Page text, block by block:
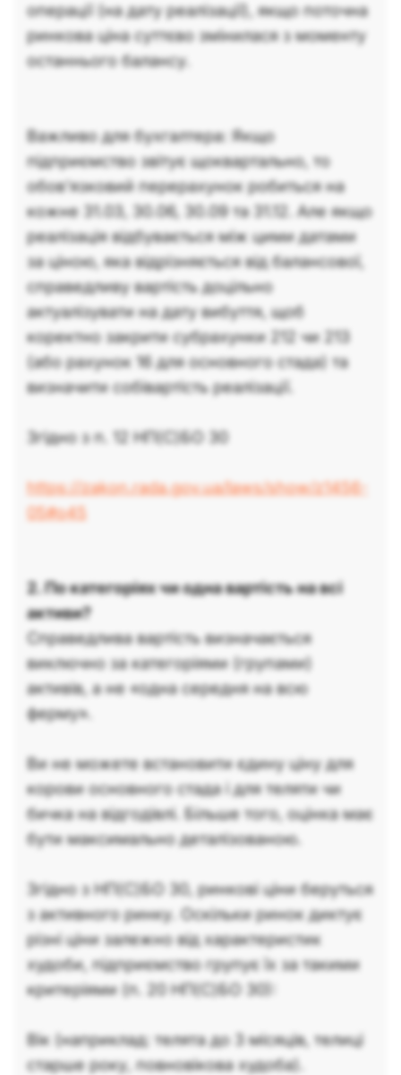
операції (на дату реалізації), якщо поточна
ринкова ціна суттєво змінилася з моменту
останнього балансу.
Важливо для бухгалтера: Якщо
підприємство звітує щоквартально, то
обов'язковий перерахунок робиться на
кожне 31.03, 30.06, 30.09 та 31.12. Але якщо
реалізація відбувається між цими датами
за ціною, яка відрізняється від балансової,
справедливу вартість доцільно
актуалізувати на дату вибуття, щоб
коректно закрити субрахунки 212 чи 213
(або рахунок 16 для основного стада) та
визначити собівартість реалізації.
Згідно з п. 12 НП(С)БО 30
https://zakon.rada.gov.ua/laws/show/z1456-
05#o45
2. По категоріях чи одна вартість на всі
активи?
Справедлива вартість визначається
виключно за категоріями (групами)
активів, а не «одна середня на всю
ферму».
Ви не можете встановити єдину ціну для
корови основного стада і для теляти чи
бичка на відгодівлі. Більше того, оцінка має
бути максимально деталізованою.
Згідно з НП(С)БО 30, ринкові ціни беруться
з активного ринку. Оскільки ринок диктує
різні ціни залежно від характеристик
худоби, підприємство групує їх за такими
критеріями (п. 20 НП(С)БО 30):
Вік (наприклад: телята до 3 місяців, телиці
старше року, повновікова худоба).